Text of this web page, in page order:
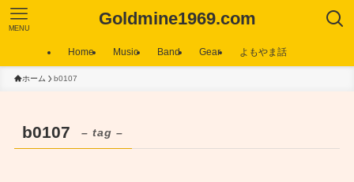
Goldmine1969.com
MENU
Home Music Band Gear よもやま話
ホーム b0107
b0107 – tag –